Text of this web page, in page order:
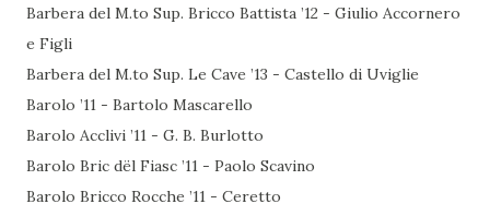
Barbera del M.to Sup. Bricco Battista ’12 - Giulio Accornero
e Figli
Barbera del M.to Sup. Le Cave ’13 - Castello di Uviglie
Barolo ’11 - Bartolo Mascarello
Barolo Acclivi ’11 - G. B. Burlotto
Barolo Bric dël Fiasc ’11 - Paolo Scavino
Barolo Bricco Rocche ’11 - Ceretto